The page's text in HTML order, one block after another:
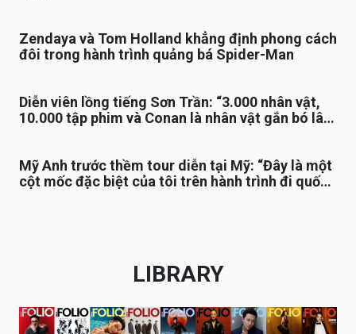
Zendaya và Tom Holland khẳng định phong cách
đôi trong hành trình quảng bá Spider-Man
Diễn viên lồng tiếng Sơn Trần: “3.000 nhân vật,
10.000 tập phim và Conan là nhân vật gắn bó lâu
Mỹ Anh trước thềm tour diễn tại Mỹ: “Đây là một
cột mốc đặc biệt của tôi trên hành trình đi quốc
LIBRARY